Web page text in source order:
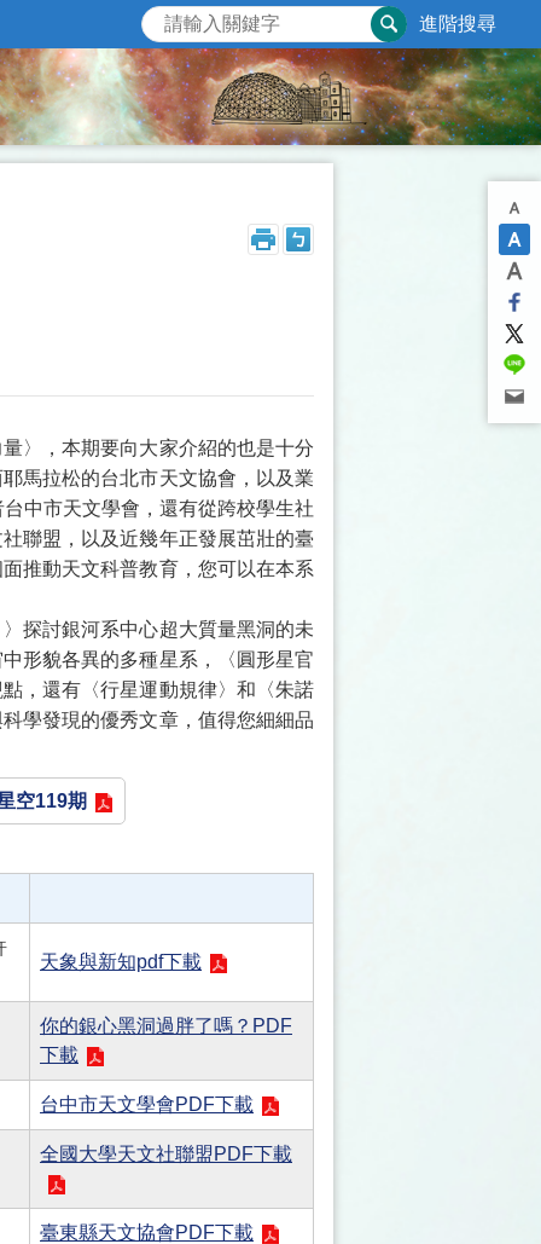
進階搜尋
〉，本期要向大家介紹的也是十分
馬拉松的台北市天文協會，以及業
中市天文學會，還有從跨校學生社
聯盟，以及近幾年正發展茁壯的臺
推動天文科普教育，您可以在本系
探討銀河系中心超大質量黑洞的未
形貌各異的多種星系，〈圓形星官
，還有〈行星運動規律〉和〈朱諾
學發現的優秀文章，值得您細細品
空119期
天象與新知pdf下載
你的銀心黑洞過胖了嗎？PDF
下載
台中市天文學會PDF下載
全國大學天文社聯盟PDF下載
臺東縣天文協會PDF下載